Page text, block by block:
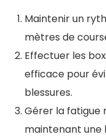
Maintenir un
mètres de
Effectuer les
efficace pour
blessures.
Gérer la fatigue
maintenant une